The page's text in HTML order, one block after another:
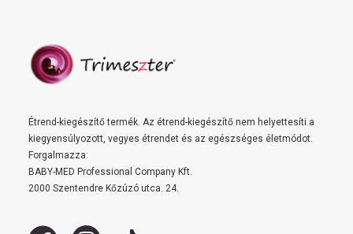
Étrend-kiegészítő termék. Az étrend-kiegészítő nem helyettesíti a
kiegyensúlyozott, vegyes étrendet és az egészséges életmódot.
Forgalmazza:
BABY-MED Professional Company Kft.
2000 Szentendre Kőzúzó utca. 24.